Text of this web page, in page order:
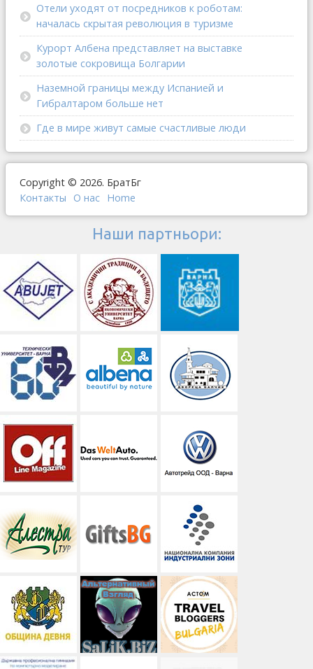
Отели уходят от посредников к роботам:
началась скрытая революция в туризме
Курорт Албена представляет на выставке
золотые сокровища Болгарии
Наземной границы между Испанией и
Гибралтаром больше нет
Где в мире живут самые счастливые люди
Copyright © 2026. БратБг
Контакты
О наc Home
Наши партньори: